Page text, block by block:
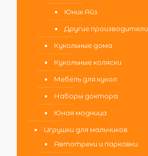
Юник Айз
Другие производители
Кукольные дома
Кукольные коляски
Мебель для кукол
Наборы доктора
Юная модница
Игрушки для мальчиков
Автотреки и парковки